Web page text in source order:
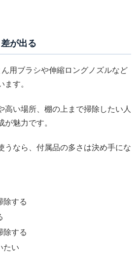
が出る
用ブラシや伸縮ロングノズルなど
す。
高い場所、棚の上まで掃除したい人
が魅力です。
うなら、付属品の多さは決め手にな
除する
除する
たい